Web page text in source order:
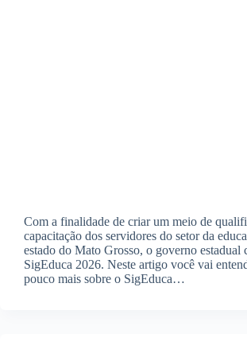
Com a finalidade de criar um meio de
capacitação dos servidores do setor da
estado do Mato Grosso, o governo estadual
SigEduca 2026. Neste artigo você vai
pouco mais sobre o SigEduca…